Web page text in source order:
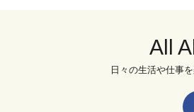
All
日々の生活や仕事